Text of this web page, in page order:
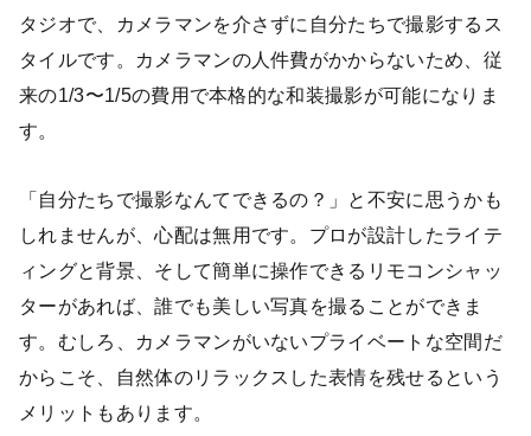
タジオで、カメラマンを介さずに自分たちで撮影するス
タイルです。カメラマンの人件費がかからないため、従
来の1/3〜1/5の費用で本格的な和装撮影が可能になりま
す。
「自分たちで撮影なんてできるの？」と不安に思うかも
しれませんが、心配は無用です。プロが設計したライテ
ィングと背景、そして簡単に操作できるリモコンシャッ
ターがあれば、誰でも美しい写真を撮ることができま
す。むしろ、カメラマンがいないプライベートな空間だ
からこそ、自然体のリラックスした表情を残せるという
メリットもあります。